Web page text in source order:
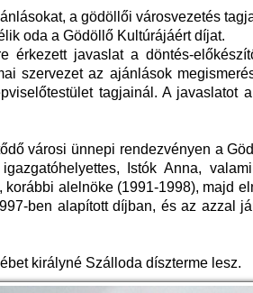
a gödöllői városvezetés
oda a Gödöllő Kultúrájáért díjat.
érkezett javaslat a döntés-
szervezet az ajánlások
tagjainál. A javaslatot
városi ünnepi rendezvényen a
Istók Anna,
alelnöke (1991-1998), majd
ben alapított díjban, és az azzal
királyné Szálloda díszterme lesz.